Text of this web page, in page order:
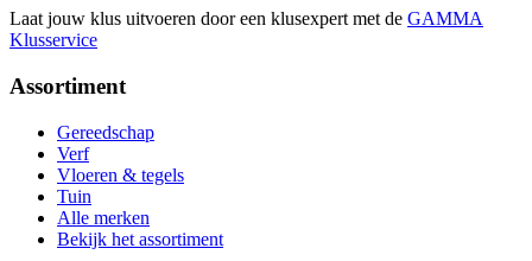
Laat jouw klus uitvoeren door een klusexpert met de GAMMA
Klusservice
Assortiment
Gereedschap
Verf
Vloeren & tegels
Tuin
Alle merken
Bekijk het assortiment